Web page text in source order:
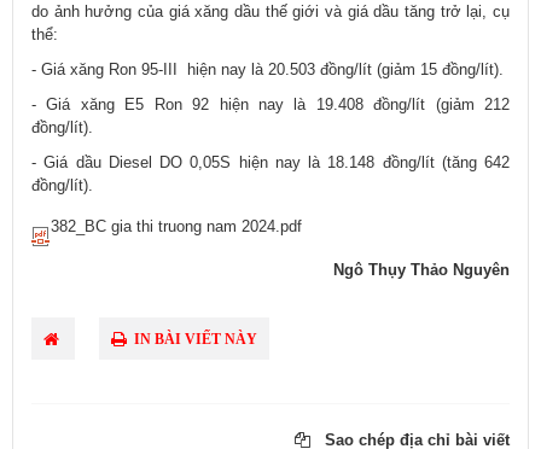
do ảnh hưởng của giá xăng dầu thế giới và giá dầu tăng trở lại, cụ
thể:
- Giá xăng Ron 95-III hiện nay là 20.503 đồng/lít (giảm 15 đồng/lít).
- Giá xăng E5 Ron 92 hiện nay là 19.408 đồng/lít (giảm 212
đồng/lít).
- Giá dầu Diesel DO 0,05S hiện nay là 18.148 đồng/lít (tăng 642
đồng/lít).
382_BC gia thi truong nam 2024.pdf
Ngô Thụy Thảo Nguyên
IN BÀI VIẾT NÀY
Sao chép địa chỉ bài viết